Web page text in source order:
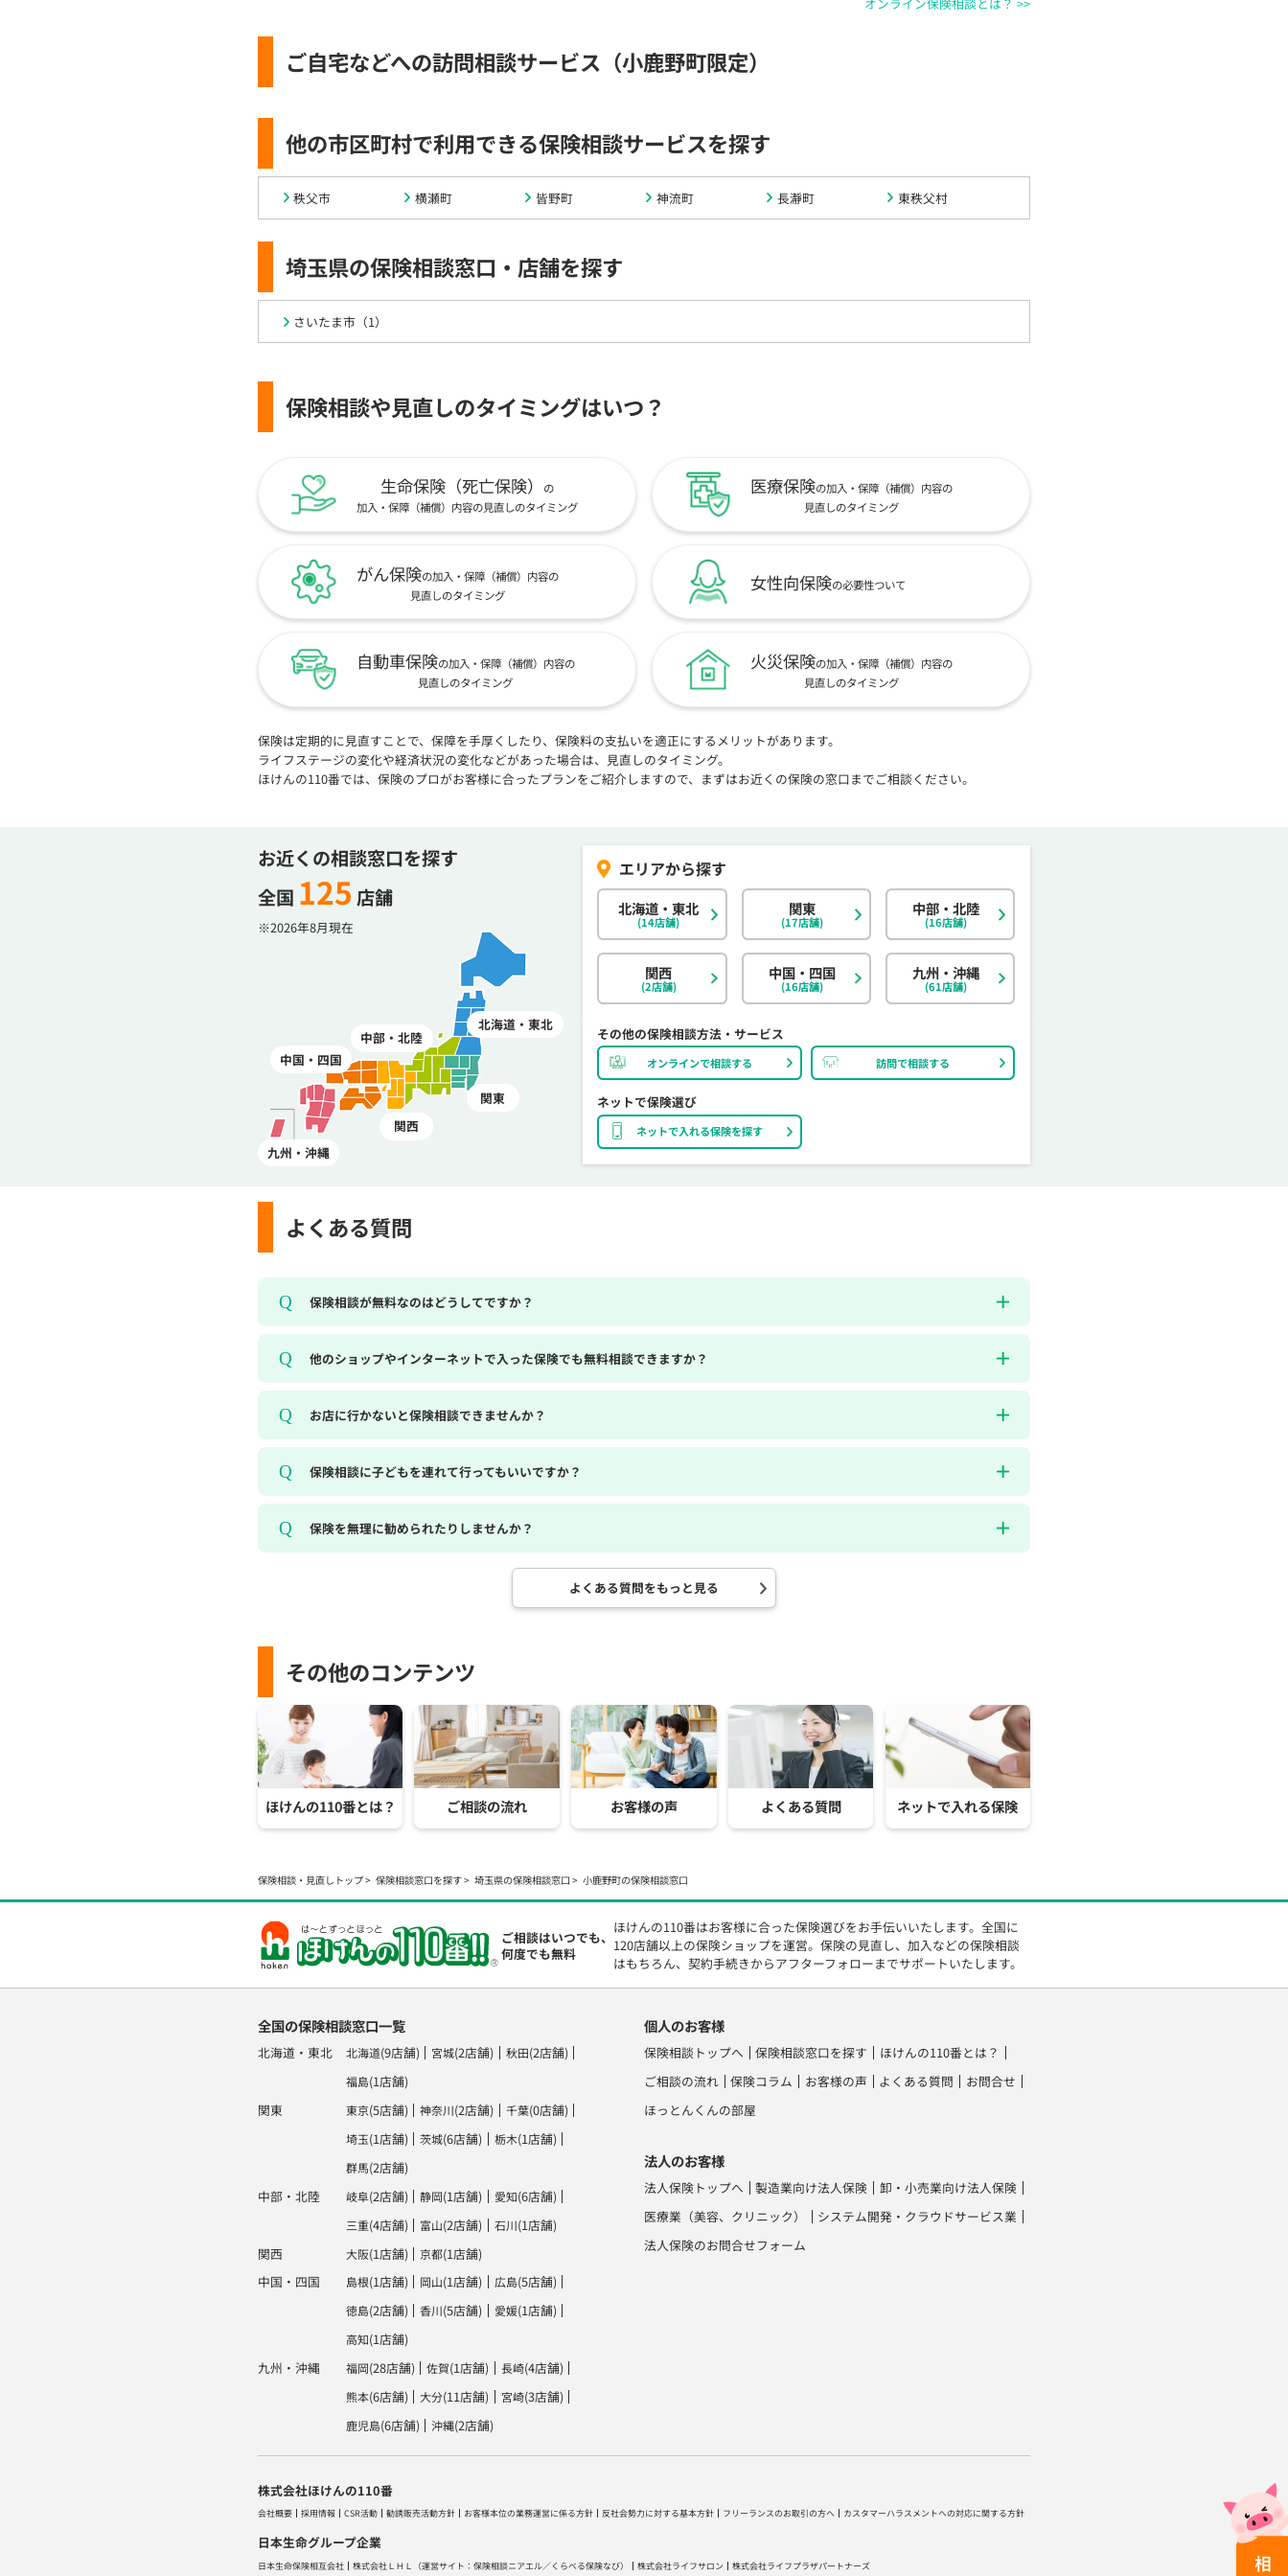
ご自宅などへの訪問相談サービス（小鹿野町限定）
他の市区町村で利用できる保険相談サービスを探す
秩父市 横瀬町 皆野町 神流町 長瀞町 東秩父村
埼玉県の保険相談窓口・店舗を探す
さいたま市（1）
保険相談や見直しのタイミングはいつ？
生命保険（死亡保険）
の
加入・保障（補償）内容の見直しのタイミング
医療保険の加入・保障（補償）内容の
見直しのタイミング
がん保険の加入・保障（補償）内容の
見直しのタイミング
女性向保険の必要性ついて
自動車保険の加入・保障（補償）内容の
見直しのタイミング
火災保険の加入・保障（補償）内容の
見直しのタイミング
保険は定期的に見直すことで、保障を手厚くしたり、保険料の支払いを適正にするメリットがあります。
ライフステージの変化や経済状況の変化などがあった場合は、見直しのタイミング。
ほけんの110番では、保険のプロがお客様に合ったプランをご紹介しますので、まずはお近くの保険の窓口までご相談ください。
その他の保険相談方法・サービス
オンラインで相談する 訪問で相談する
ネットで保険選び
ネットで入れる保険を探す
お近くの相談窓口を探す
全国 125 店舗
北海道・東北
関東
中部・北陸
関西
中国・四国
九州・沖縄
北海道・東北
(14店舗)
関東
(17店舗)
中部・北陸
(16店舗)
関西
(2店舗)
中国・四国
(16店舗)
九州・沖縄
(61店舗)
※2026年8月現在
よくある質問
保険相談が無料なのはどうしてですか？
他のショップやインターネットで入った保険でも無料相談できますか？
お店に行かないと保険相談できませんか？
保険相談に子どもを連れて行ってもいいですか？
保険を無理に勧められたりしませんか？
よくある質問をもっと見る
その他のコンテンツ
ほけんの110番とは？ ご相談の流れ お客様の声 よくある質問 ネットで入れる保険
保険相談・見直しトップ 保険相談窓口を探す 埼玉県の保険相談窓口 小鹿野町の保険相談窓口
ご相談はいつでも、
何度でも無料
ほけんの110番はお客様に合った保険選びをお手伝いいたします。全国に
120店舗以上の保険ショップを運営。保険の見直し、加入などの保険相談
はもちろん、契約手続きからアフターフォローまでサポートいたします。
全国の保険相談窓口一覧
北海道・東北 北海道(9店舗) 宮城(2店舗) 秋田(2店舗)
福島(1店舗)
関東
東京(5店舗) 神奈川(2店舗) 千葉(0店舗)
埼玉(1店舗) 茨城(6店舗) 栃木(1店舗)
群馬(2店舗)
中部・北陸
岐阜(2店舗) 静岡(1店舗) 愛知(6店舗)
三重(4店舗) 富山(2店舗) 石川(1店舗)
関西
大阪(1店舗) 京都(1店舗)
中国・四国
島根(1店舗) 岡山(1店舗) 広島(5店舗)
徳島(2店舗) 香川(5店舗) 愛媛(1店舗)
高知(1店舗)
九州・沖縄
福岡(28店舗) 佐賀(1店舗) 長崎(4店舗)
熊本(6店舗) 大分(11店舗) 宮崎(3店舗)
鹿児島(6店舗) 沖縄(2店舗)
個人のお客様
保険相談トップへ 保険相談窓口を探す
ほけんの110番とは？
ご相談の流れ
保険コラム お客様の声 よくある質問
お問合せ
ほっとんくんの部屋
法人のお客様
法人保険トップへ 製造業向け法人保険
卸・小売業向け法人保険
医療業（美容、クリニック）
システム開発・クラウドサービス業
法人保険のお問合せフォーム
株式会社ほけんの110番
会社概要 採用情報 CSR活動 勧誘販売活動方針 お客様本位の業務運営に係る方針 反社会勢力に対する基本方針 フリーランスのお取引の方へ カスタマーハラスメントへの対応に関する方針
日本生命グループ企業
日本生命保険相互会社 株式会社ＬＨＬ （運営サイト： 保険相談ニアエル／くらべる保険なび） 株式会社ライフサロン 株式会社ライフプラザパートナーズ